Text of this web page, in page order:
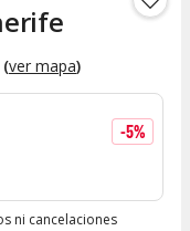
(ver mapa)
-5%
ni cancelaciones